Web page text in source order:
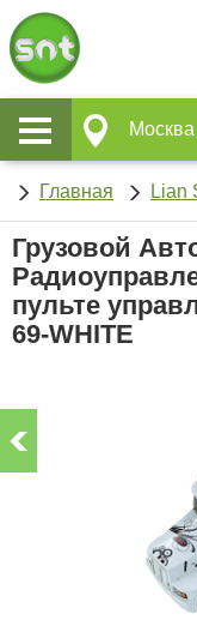
Москва
Главная Lian
Грузовой
пульте
69-WHITE